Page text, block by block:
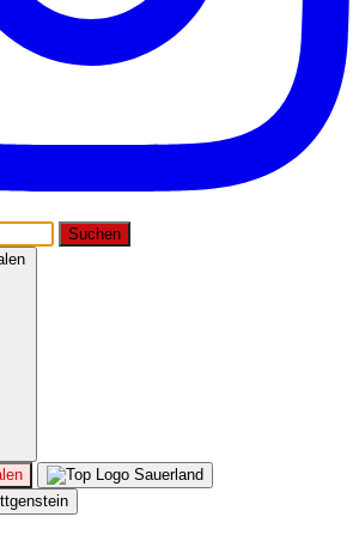
Suchen
Sauerland